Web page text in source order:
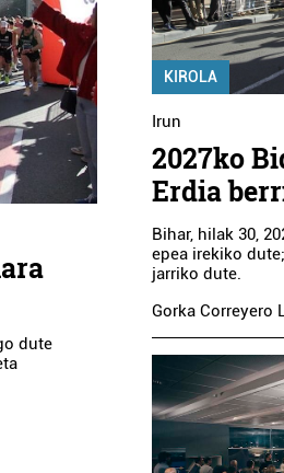
dute
KIROLA
Irun
2027ko
Erdia
Bihar, hilak 30,
epea irekiko
jarriko dute.
Gorka Correyero